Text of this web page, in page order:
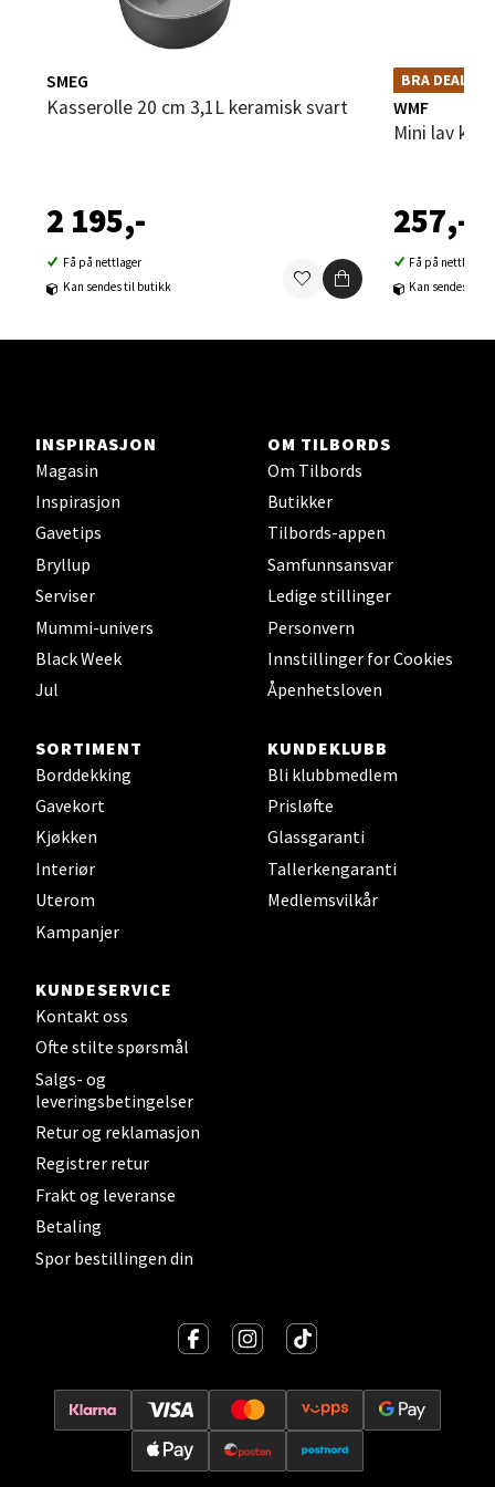
SMEG
Kasserolle 20 cm 3,1L keramisk svart
2 195,-
Få på nettlager
Kan sendes til butikk
BRA DEAL
BRA DEAL – et
kombineres
WMF
Mini lav
257,-
Få på nettlager
Kan sendes til
INSPIRASJON
Magasin
Inspirasjon
Gavetips
Bryllup
Serviser
Mummi-univers
Black Week
Jul
OM TILBORDS
Om Tilbords
Butikker
Tilbords-appen
Samfunnsansvar
Ledige stillinger
Personvern
Innstillinger for Cookies
Åpenhetsloven
SORTIMENT
Borddekking
Gavekort
Kjøkken
Interiør
Uterom
Kampanjer
KUNDEKLUBB
Bli klubbmedlem
Prisløfte
Glassgaranti
Tallerkengaranti
Medlemsvilkår
KUNDESERVICE
Kontakt oss
Ofte stilte spørsmål
Salgs- og
leveringsbetingelser
Retur og reklamasjon
Registrer retur
Frakt og leveranse
Betaling
Spor bestillingen din
Åpent i dag 10-19
Velg
Steinkjer - Thon Senter Steinkjer
Sjøfartsgata 2, 7714 Steinkjer
Åpent i dag 10-20
Leirvik - Stord
Torgbakken 2, 5401 Stord
Åpent i dag 10-17
Oslo - Thon Senter Storo
Vitaminveien 7 - 9, 0485 Oslo
0 i butikk
Lillehammer - Strandtorget
Strandtorget, 2609 Lillehammer
Åpent i dag 09-20
0 i butikk
Strømmen - Thon Senter Strømmen
Støperivn. 5, 2010 Strømmen
Åpent i dag 10-21